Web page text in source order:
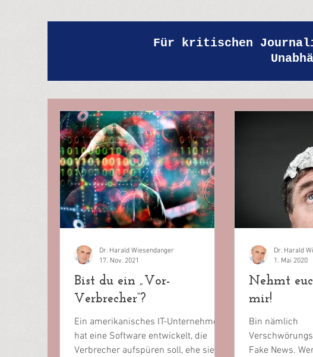
Für kritischen
Bist du ein „Vor-
Verbrecher“?
Ein amerikanisches IT-Unternehmen
hat eine Software entwickelt, die
Verbrecher aufspüren soll, ehe sie es
Dr. Harald Wiesendanger
17. Nov. 2021
Nehmt
mir!
Bin nämlich
Fake News.
Dr. Harald
1. Mai 2020